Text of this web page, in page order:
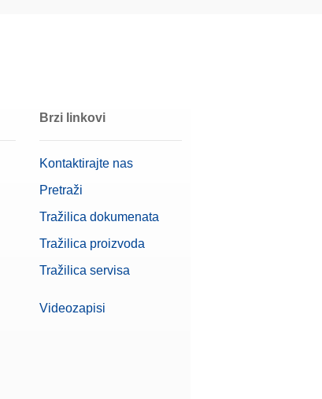
Brzi linkovi
Kontaktirajte nas
Pretraži
Tražilica dokumenata
Tražilica proizvoda
Tražilica servisa
Videozapisi